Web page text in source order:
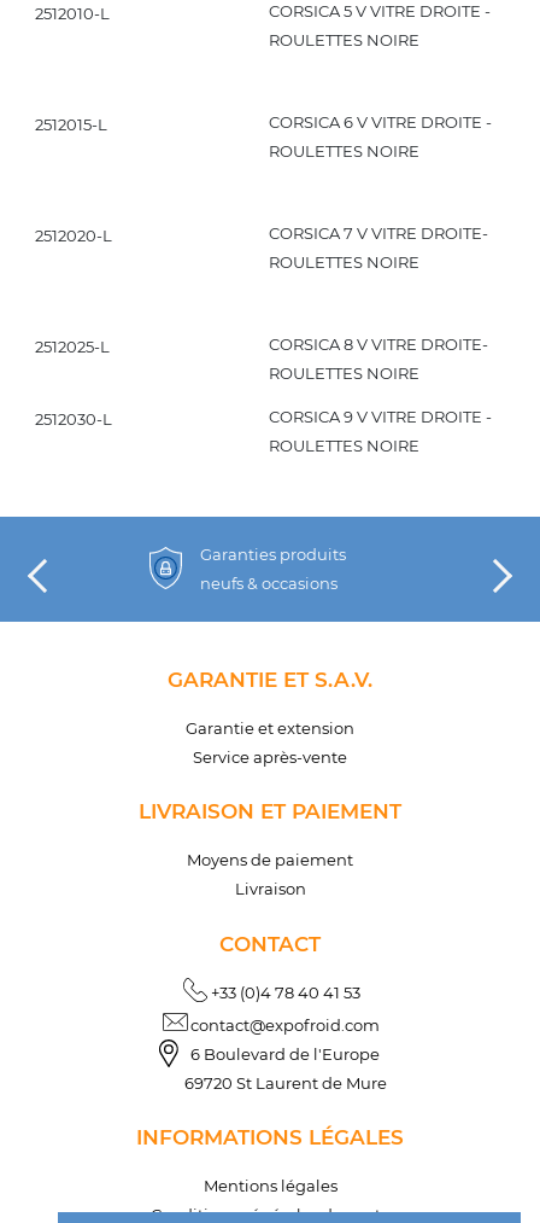
2512010-L
CORSICA 5 V VITRE DROITE -
ROULETTES NOIRE
2512015-L
CORSICA 6 V VITRE DROITE -
ROULETTES NOIRE
2512020-L
CORSICA 7 V VITRE DROITE-
ROULETTES NOIRE
2512025-L
CORSICA 8 V VITRE DROITE-
ROULETTES NOIRE
2512030-L
CORSICA 9 V VITRE DROITE -
ROULETTES NOIRE
Garanties produits
neufs & occasions
GARANTIE ET S.A.V.
Garantie et extension
Service après-vente
LIVRAISON ET PAIEMENT
Moyens de paiement
Livraison
CONTACT
+33 (0)4 78 40 41 53
contact@expofroid.com
6 Boulevard de l'Europe
69720 St Laurent de Mure
INFORMATIONS LÉGALES
Mentions légales
Conditions générales de vente